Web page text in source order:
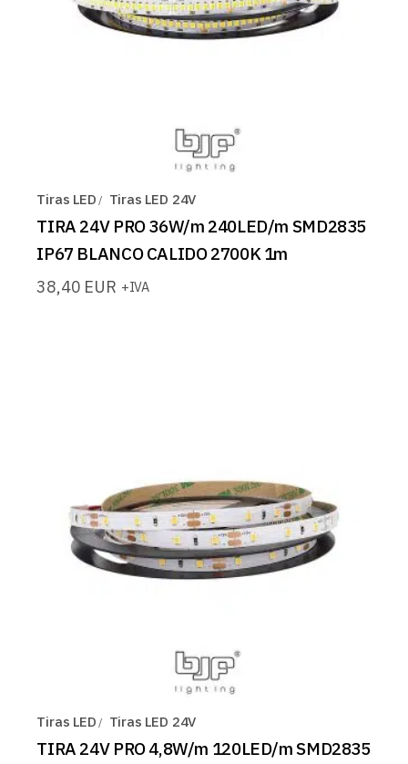
Tiras LED Tiras LED 24V
TIRA 24V PRO 36W/m 240LED/m SMD2835
IP67 BLANCO CALIDO 2700K 1m
38,40 EUR +IVA
Tiras LED Tiras LED 24V
TIRA 24V PRO 4,8W/m 120LED/m SMD2835